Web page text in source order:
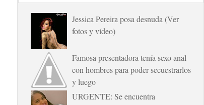
Jessica Pereira posa desnuda (Ver
fotos y vídeo)
Famosa presentadora tenía sexo anal
con hombres para poder secuestrarlos
y luego
URGENTE: Se encuentra